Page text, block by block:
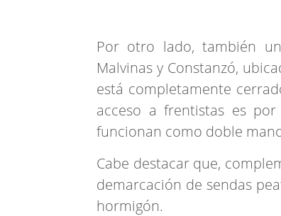
Por otro lado, también
Malvinas y Constanzó,
está completamente
acceso a frentistas es
funcionan como doble
Cabe destacar que,
demarcación de sendas
hormigón.